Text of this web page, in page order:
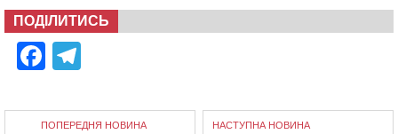
ПОДІЛИТИСЬ
Facebook
ПОПЕРЕДНЯ НОВИНА НАСТУПНА НОВИНА